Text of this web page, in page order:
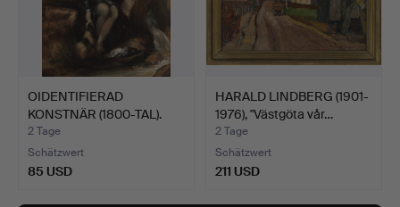
OIDENTIFIERAD
KONSTNÄR (1800-TAL).
Romanti…
2 Tage
Schätzwert
85 USD
HARALD LINDBERG (1901-
1976), "Västgöta vår…
2 Tage
Schätzwert
211 USD